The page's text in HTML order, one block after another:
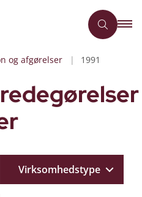
og afgørelser 1991
Virksomhedstype